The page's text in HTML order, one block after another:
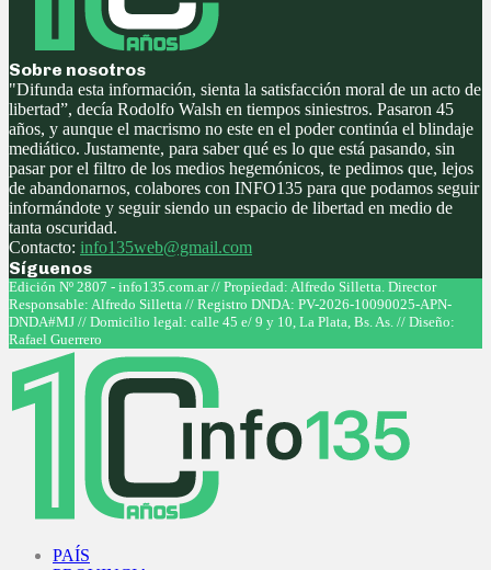
Sobre nosotros
"Difunda esta información, sienta la satisfacción moral de un acto de
libertad”, decía Rodolfo Walsh en tiempos siniestros. Pasaron 45
años, y aunque el macrismo no este en el poder continúa el blindaje
mediático. Justamente, para saber qué es lo que está pasando, sin
pasar por el filtro de los medios hegemónicos, te pedimos que, lejos
de abandonarnos, colabores con INFO135 para que podamos seguir
informándote y seguir siendo un espacio de libertad en medio de
tanta oscuridad.
Contacto: info135web@gmail.com
Síguenos
Facebook
Twitter
Instagram
Youtube
Edición Nº 2807 - info135.com.ar // Propiedad: Alfredo Silletta. Director
Responsable: Alfredo Silletta // Registro DNDA: PV-2026-10090025-APN-
DNDA#MJ // Domicilio legal: calle 45 e/ 9 y 10, La Plata, Bs. As. // Diseño:
Rafael Guerrero
PAÍS